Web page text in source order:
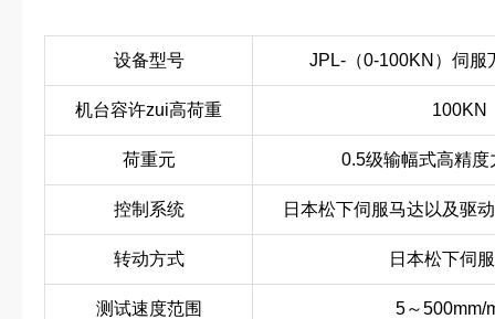
设备型号 JPL-（0-100KN）伺服
机台容许zui高荷重 100KN
荷重元 0.5级输幅式高精度
控制系统 日本松下伺服马达以及驱
转动方式 日本松下伺
测试速度范围 5～